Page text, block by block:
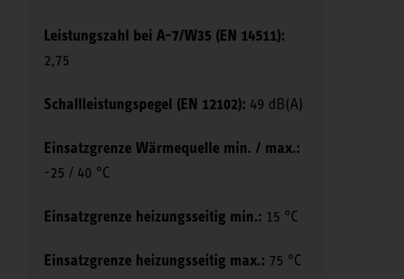
Leistungszahl bei A-7/W35 (EN 14511):
2,75
Schallleistungspegel (EN 12102): 49 dB(A)
Einsatzgrenze Wärmequelle min. / max.:
-25 / 40 °C
Einsatzgrenze heizungsseitig min.: 15 °C
Einsatzgrenze heizungsseitig max.: 75 °C